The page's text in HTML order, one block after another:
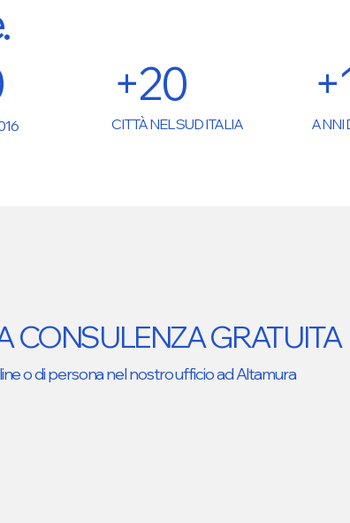
ANNI
+20
CITTÀ NEL SUD ITALIA
CONSULENZA GRATUITA
o di persona nel nostro ufficio ad Altamura